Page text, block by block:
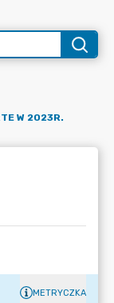
W 2023R.
METRYCZKA